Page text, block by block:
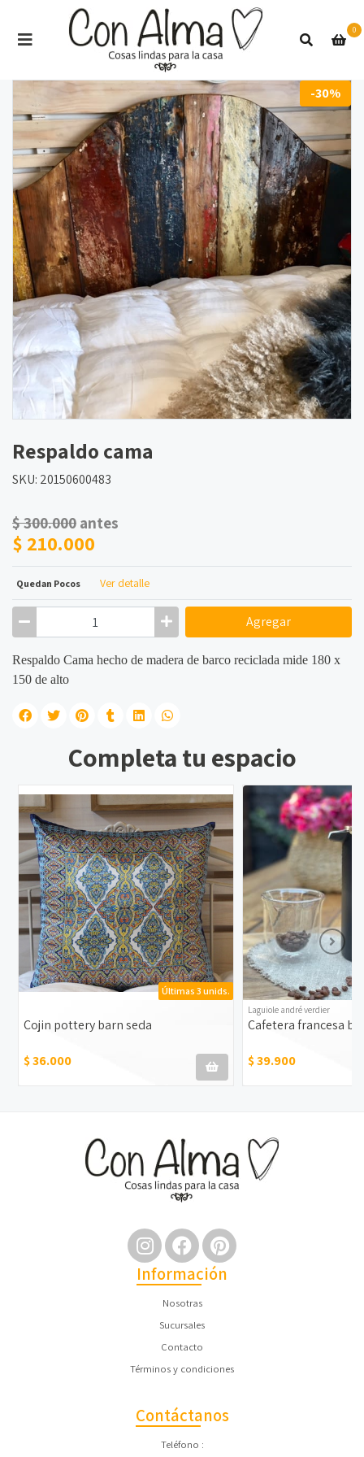
0
-30%
Respaldo cama
SKU: 20150600483
$ 300.000antes
$ 210.000
Quedan Pocos Ver detalle
Agregar
Respaldo Cama hecho de madera de barco reciclada mide 180 x
150 de alto
Completa tu espacio
Últimas 3 unids.
Cojin pottery barn seda
$ 36.000
Laguiole andré verdier
Cafetera francesa
$ 39.900
Información
Nosotras
Sucursales
Contacto
Términos y condiciones
Contáctanos
Teléfono